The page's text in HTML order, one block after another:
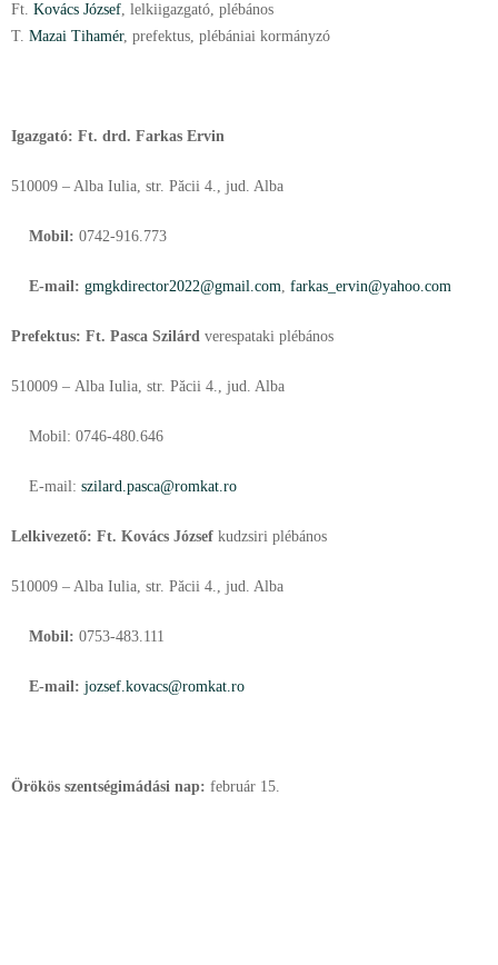
Ft. Kovács József , lelkiigazgató , plébános
T. Mazai Tihamér, prefektus , plébániai kormányzó
Igazgató: Ft. drd. Farkas Ervin
510009 – Alba Iulia, str. Păcii 4., jud. Alba
Mobil: 0742-916.773
E-mail: gmgkdirector2022@gmail.com farkas_ervin@yahoo.com
Prefektus: Ft. Pasca Szilárd verespataki plébános
510009 – Alba Iulia, str. Păcii 4., jud. Alba
Mobil: 0746-480.646
E-mail: szilard.pasca@romkat.ro
Lelkivezető: Ft. Kovács József kudzsiri plébános
510009 – Alba Iulia, str. Păcii 4., jud. Alba
Mobil: 0753-483.111
E-mail: jozsef.kovacs@romkat.ro
Örökös szentségimádási nap: február 15.